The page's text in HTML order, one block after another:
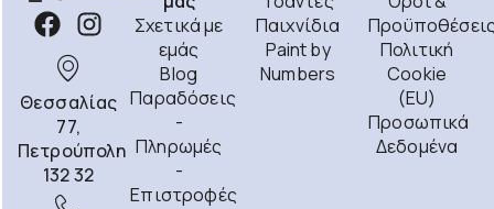
Θεσσαλίας
77,
Πετρούπολη
132 32
Σχετικά με
εμάς
Blog
Παραδόσεις
-
Πληρωμές
-
Επιστροφές
Παιχνίδια
Paint by
Numbers
Πολιτική
Cookie
(EU)
Προσωπικά
Δεδομένα